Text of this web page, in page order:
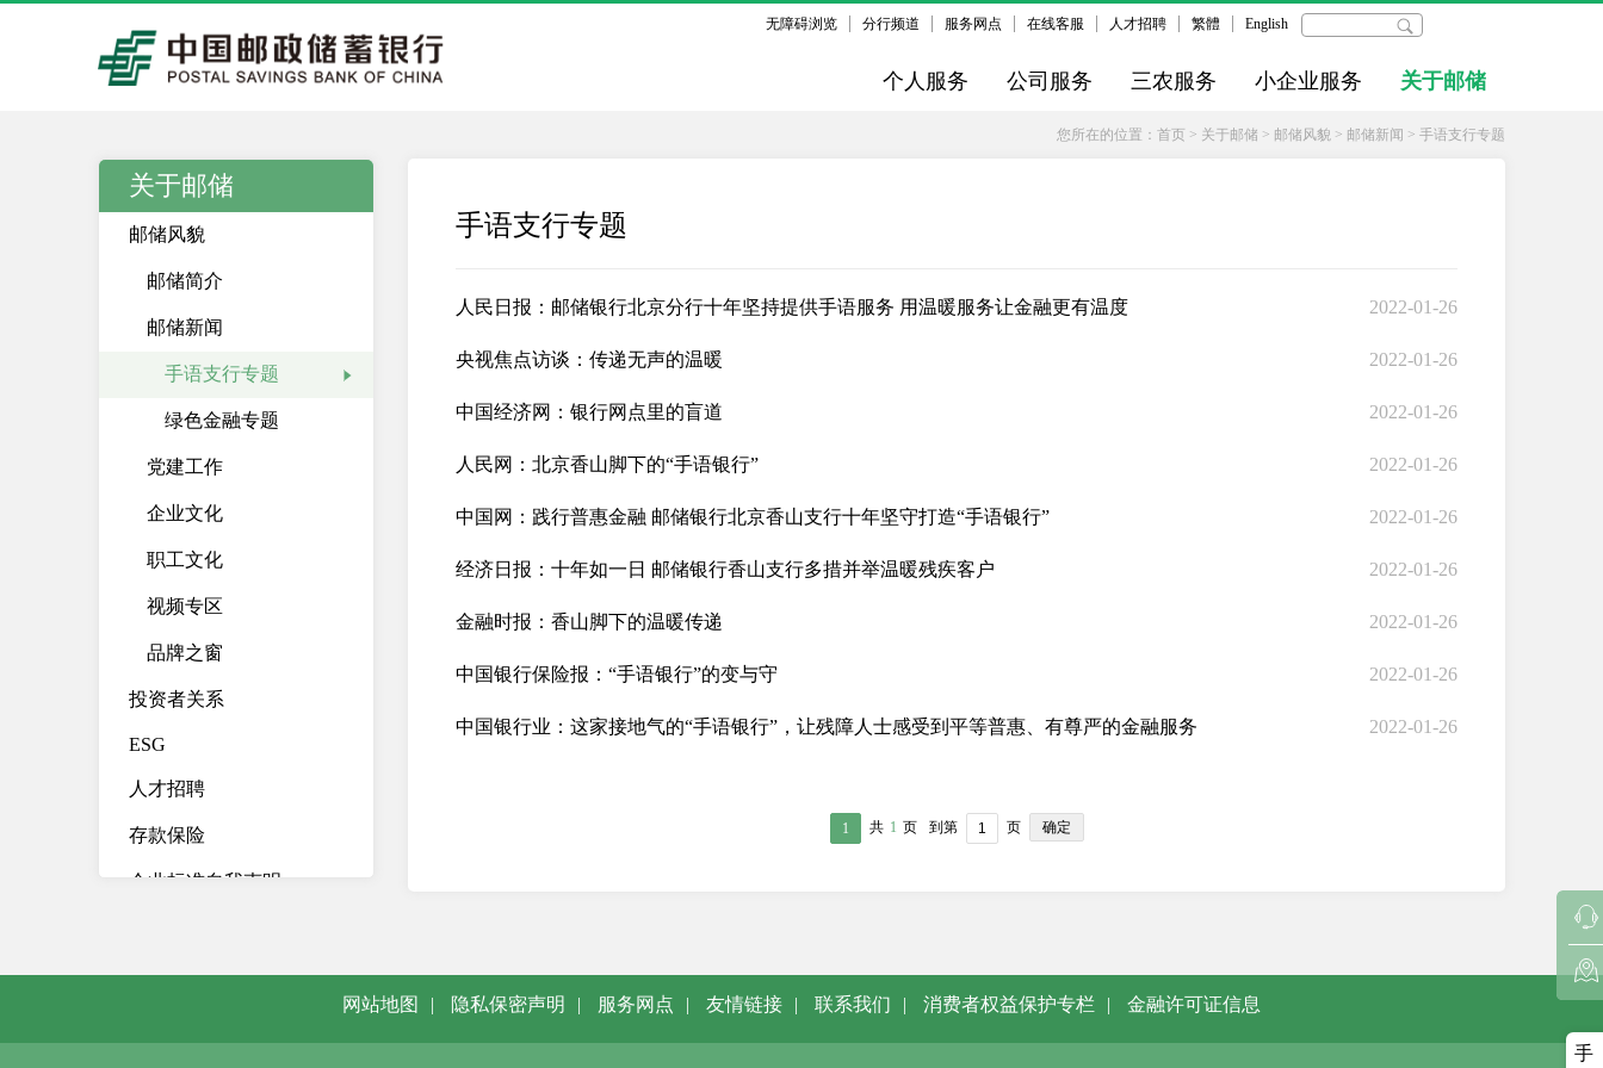
无障碍浏览 分行频道 服务网点 在线客服 人才招聘 繁體 English
个人服务 公司服务 三农服务 小企业服务 关于邮储
您所在的位置： 首页 > 关于邮储 > 邮储风貌 > 邮储新闻 > 手语支行专题
关于邮储
邮储风貌
邮储简介
邮储新闻
手语支行专题
绿色金融专题
党建工作
企业文化
职工文化
视频专区
品牌之窗
投资者关系
ESG
人才招聘
存款保险
企业标准自我声明
手语支行专题
2022-01-26
人民日报：邮储银行北京分行十年坚持提供手语服务 用温暖服务让金融更有温度
2022-01-26
央视焦点访谈：传递无声的温暖
2022-01-26
中国经济网：银行网点里的盲道
2022-01-26
人民网：北京香山脚下的“手语银行”
2022-01-26
中国网：践行普惠金融 邮储银行北京香山支行十年坚守打造“手语银行”
2022-01-26
经济日报：十年如一日 邮储银行香山支行多措并举温暖残疾客户
2022-01-26
金融时报：香山脚下的温暖传递
2022-01-26
中国银行保险报：“手语银行”的变与守
2022-01-26
中国银行业：这家接地气的“手语银行”，让残障人士感受到平等普惠、有尊严的金融服务
1 共 1 页 到第 页 确定
网站地图 | 隐私保密声明 | 服务网点 | 友情链接 | 联系我们 | 消费者权益保护专栏 | 金融许可证信息
手